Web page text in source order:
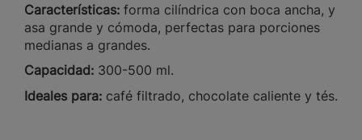
Características: forma cilíndrica con boca ancha, y
asa grande y cómoda, perfectas para porciones
medianas a grandes.
Capacidad: 300-500 ml.
Ideales para: café filtrado, chocolate caliente y tés.